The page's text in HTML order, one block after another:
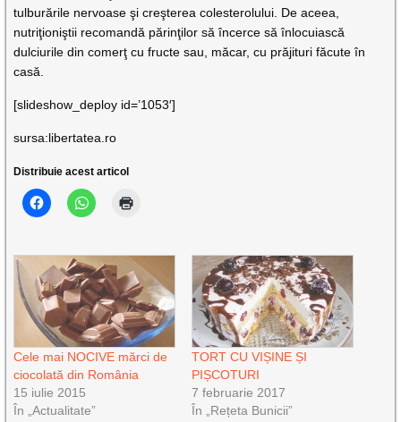
tulburările nervoase şi creşterea colesterolului. De aceea,
nutriţioniştii recomandă părinţilor să încerce să înlocuiască
dulciurile din comerţ cu fructe sau, măcar, cu prăjituri făcute în
casă.
[slideshow_deploy id=’1053′]
sursa:libertatea.ro
Distribuie acest articol
Cele mai NOCIVE mărci de
ciocolată din România
15 iulie 2015
În „Actualitate”
TORT CU VIȘINE ȘI
PIȘCOTURI
7 februarie 2017
În „Rețeta Bunicii”